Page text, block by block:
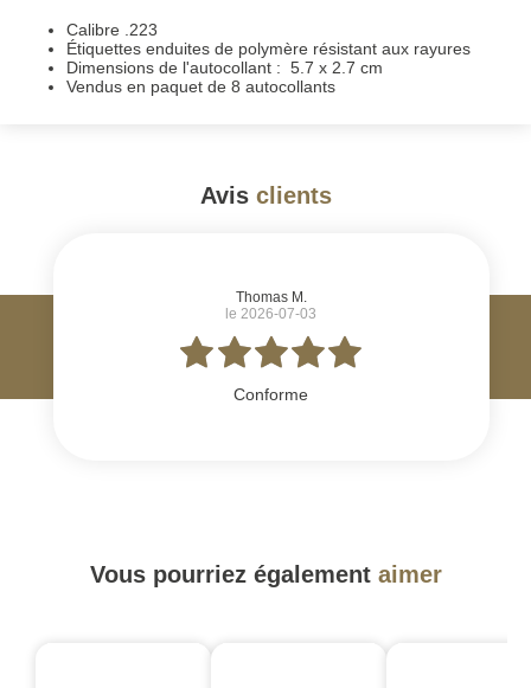
Calibre .223
Étiquettes enduites de polymère résistant aux rayures
Dimensions de l'autocollant : 5.7 x 2.7 cm
Vendus en paquet de 8 autocollants
Avis clients
Thomas M.
le 2026-07-03
Conforme
Vous pourriez également aimer